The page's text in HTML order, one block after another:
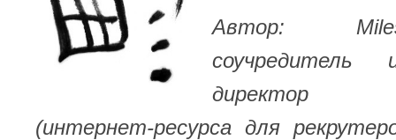
Автор:
соучредитель
директор
(интернет-ресурса для